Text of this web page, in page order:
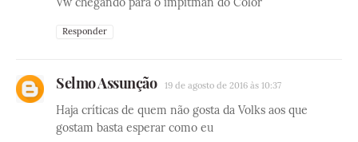
Responder
Selmo Assunção 19 de agosto de 2016 às 10:37
Haja críticas de quem não gosta da Volks aos que
gostam basta esperar como eu